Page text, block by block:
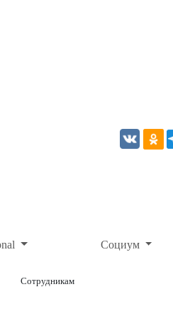
Социум
Сотрудникам